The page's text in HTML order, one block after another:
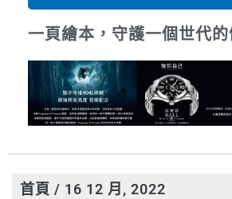
一頁繪本，守護一個世代
首頁 / 16 12 月, 2022